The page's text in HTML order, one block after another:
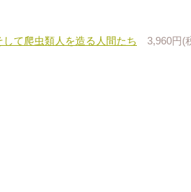
て爬虫類人を造る人間たち 3,960円(